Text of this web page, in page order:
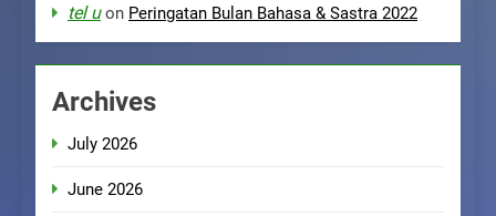
tel uon Peringatan Bulan Bahasa & Sastra 2022
Archives
July 2026
June 2026